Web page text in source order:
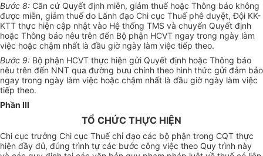
Bước 8: Căn cứ Quyết định miễn, giảm thuế hoặc Thông báo không
được miễn, giảm thuế do Lãnh đạo Chi cục Thuế phê duyệt, Đội KK-
KTT thực hiện cập nhật vào Hệ thống TMS và chuyển Quyết định
hoặc Thông báo nêu trên đến Bộ phận HCVT ngay trong ngày làm
việc hoặc chậm nhất là đầu giờ ngày làm việc tiếp theo.
Bước 9: Bộ phận HCVT thực hiện gửi Quyết định hoặc Thông báo
nêu trên đến NNT qua đường bưu chính theo hình thức gửi đảm bảo
ngay trong ngày làm việc hoặc chậm nhất là đầu giờ ngày làm việc
tiếp theo.
Phần III
TỔ CHỨC THỰC HIỆN
Chi cục trưởng Chi cục Thuế chỉ đạo các bộ phận trong CQT thực
hiện đầy đủ, đúng trình tự các bước công việc theo Quy trình này